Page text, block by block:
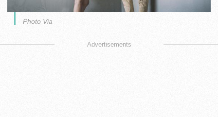
Photo Via
Advertisements